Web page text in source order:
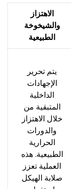
الاهتزاز
والشيخوخة
الطبيعية
يتم تحرير
الإجهادات
الداخلية
المتبقية من
خلال الاهتزاز
والدورات
الحرارية
الطبيعية. هذه
العملية تعزز
صلابة الهيكل